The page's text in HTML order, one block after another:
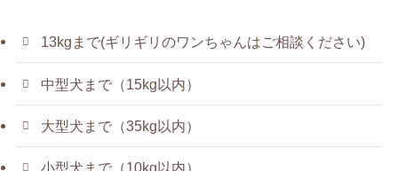
13kgまで(ギリギリのワンちゃんはご相談ください)
中型犬まで（15kg以内）
大型犬まで（35kg以内）
小型犬まで（10kg以内）